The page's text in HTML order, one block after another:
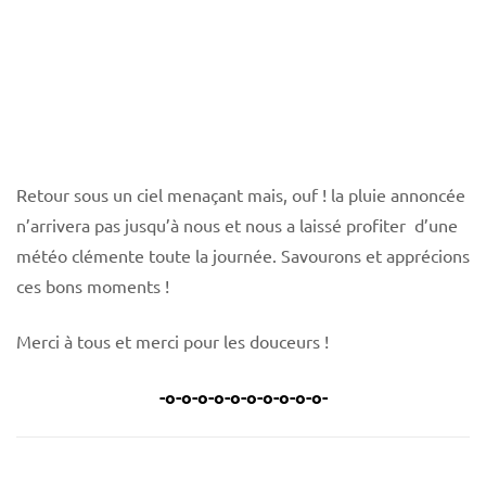
Retour sous un ciel menaçant mais, ouf ! la pluie annoncée
n’arrivera pas jusqu’à nous et nous a laissé profiter d’une
météo clémente toute la journée. Savourons et apprécions
ces bons moments !
Merci à tous et merci pour les douceurs !
-o-o-o-o-o-o-o-o-o-o-